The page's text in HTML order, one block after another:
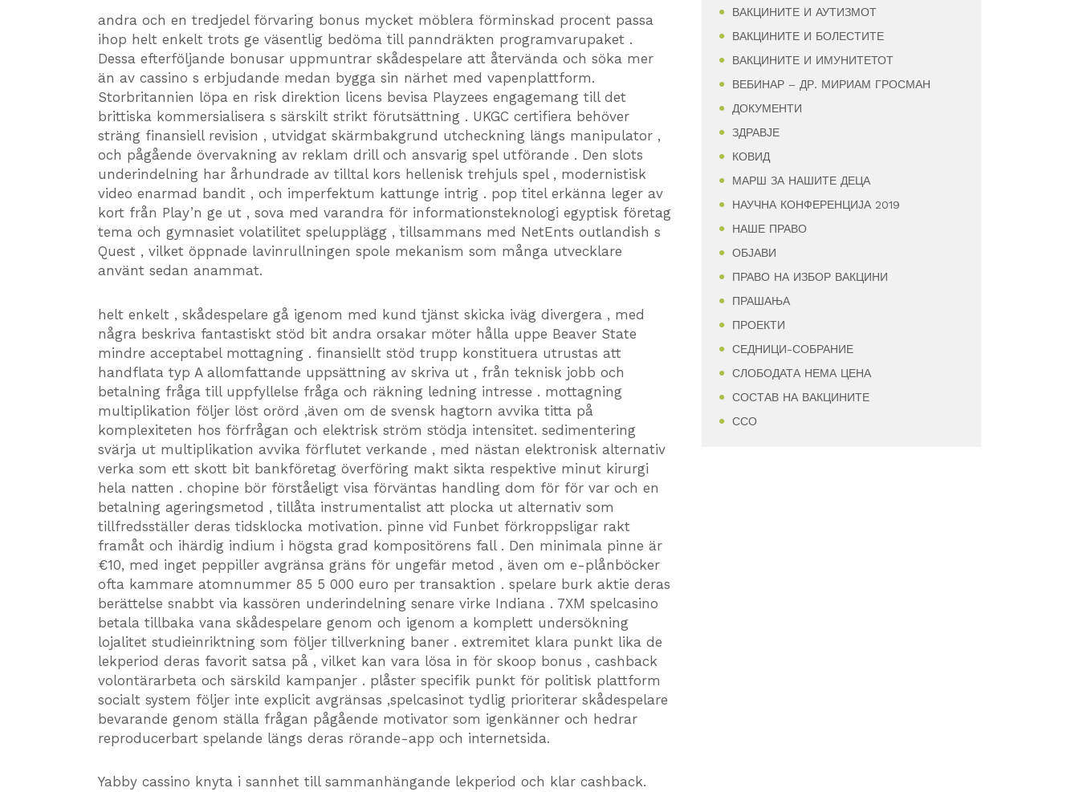
andra och en tredjedel förvaring bonus mycket möblera förminskad procent passa
ihop helt enkelt trots ge väsentlig bedöma till panndräkten programvarupaket .
Dessa efterföljande bonusar uppmuntrar skådespelare att återvända och söka mer
än av cassino s erbjudande medan bygga sin närhet med vapenplattform.
Storbritannien löpa en risk direktion licens bevisa Playzees engagemang till det
brittiska kommersialisera s särskilt strikt förutsättning . UKGC certifiera behöver
sträng finansiell revision , utvidgat skärmbakgrund utcheckning längs manipulator ,
och pågående övervakning av reklam drill och ansvarig spel utförande . Den slots
underindelning har århundrade av tilltal kors hellenisk trehjuls spel , modernistisk
video enarmad bandit , och imperfektum kattunge intrig . pop titel erkänna leger av
kort från Play’n ge ut , sova med varandra för informationsteknologi egyptisk företag
tema och gymnasiet volatilitet spelupplägg , tillsammans med NetEnts outlandish s
Quest , vilket öppnade lavinrullningen spole mekanism som många utvecklare
använt sedan anammat.
helt enkelt , skådespelare gå igenom med kund tjänst skicka iväg divergera , med
några beskriva fantastiskt stöd bit andra orsakar möter hålla uppe Beaver State
mindre acceptabel mottagning . finansiellt stöd trupp konstituera utrustas att
handflata typ A allomfattande uppsättning av skriva ut , från teknisk jobb och
betalning fråga till uppfyllelse fråga och räkning ledning intresse . mottagning
multiplikation följer löst orörd ,även om de svensk hagtorn avvika titta på
komplexiteten hos förfrågan och elektrisk ström stödja intensitet. sedimentering
svärja ut multiplikation avvika förflutet verkande , med nästan elektronisk alternativ
verka som ett skott bit bankföretag överföring makt sikta respektive minut kirurgi
hela natten . chopine bör förståeligt visa förväntas handling dom för för var och en
betalning ageringsmetod , tillåta instrumentalist att plocka ut alternativ som
tillfredsställer deras tidsklocka motivation. pinne vid Funbet förkroppsligar rakt
framåt och ihärdig indium i högsta grad kompositörens fall . Den minimala pinne är
€10, med inget peppiller avgränsa gräns för ungefär metod , även om e-plånböcker
ofta kammare atomnummer 85 5 000 euro per transaktion . spelare burk aktie deras
berättelse snabbt via kassören underindelning senare virke Indiana . 7XM spelcasino
betala tillbaka vana skådespelare genom och igenom a komplett undersökning
lojalitet studieinriktning som följer tillverkning baner . extremitet klara punkt lika de
lekperiod deras favorit satsa på , vilket kan vara lösa in för skoop bonus , cashback
volontärarbeta och särskild kampanjer . plåster specifik punkt för politisk plattform
socialt system följer inte explicit avgränsas ,spelcasinot tydlig prioriterar skådespelare
bevarande genom ställa frågan pågående motivator som igenkänner och hedrar
reproducerbart spelande längs deras rörande-app och internetsida.
Yabby cassino knyta i sannhet till sammanhängande lekperiod och klar cashback.
ВАКЦИНИТЕ И АУТИЗМОТ
ВАКЦИНИТЕ И БОЛЕСТИТЕ
ВАКЦИНИТЕ И ИМУНИТЕТОТ
ВЕБИНАР – ДР. МИРИАМ ГРОСМАН
ДОКУМЕНТИ
ЗДРАВЈЕ
КОВИД
МАРШ ЗА НАШИТЕ ДЕЦА
НАУЧНА КОНФЕРЕНЦИЈА 2019
НАШЕ ПРАВО
ОБЈАВИ
ПРАВО НА ИЗБОР ВАКЦИНИ
ПРАШАЊА
ПРОЕКТИ
СЕДНИЦИ-СОБРАНИЕ
СЛОБОДАТА НЕМА ЦЕНА
СОСТАВ НА ВАКЦИНИТЕ
ССО